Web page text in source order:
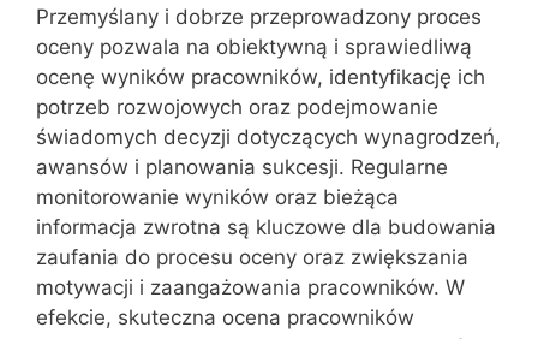
Przemyślany i dobrze przeprowadzony proces
oceny pozwala na obiektywną i sprawiedliwą
ocenę wyników pracowników, identyfikację ich
potrzeb rozwojowych oraz podejmowanie
świadomych decyzji dotyczących wynagrodzeń,
awansów i planowania sukcesji. Regularne
monitorowanie wyników oraz bieżąca
informacja zwrotna są kluczowe dla budowania
zaufania do procesu oceny oraz zwiększania
motywacji i zaangażowania pracowników. W
efekcie, skuteczna ocena pracowników